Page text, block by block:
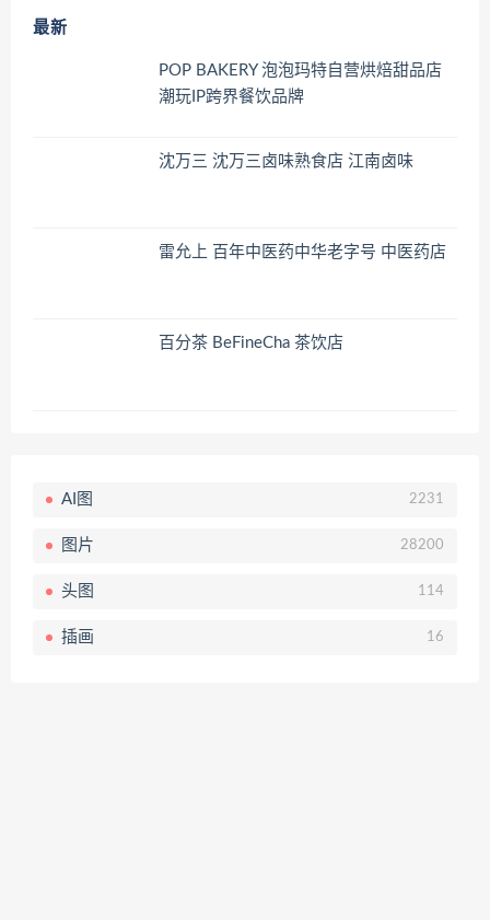
最新
POP BAKERY 泡泡玛特自营烘焙甜品店
潮玩IP跨界餐饮品牌
沈万三 沈万三卤味熟食店 江南卤味
雷允上 百年中医药中华老字号 中医药店
百分茶 BeFineCha 茶饮店
AI图 2231
图片 28200
头图 114
插画 16